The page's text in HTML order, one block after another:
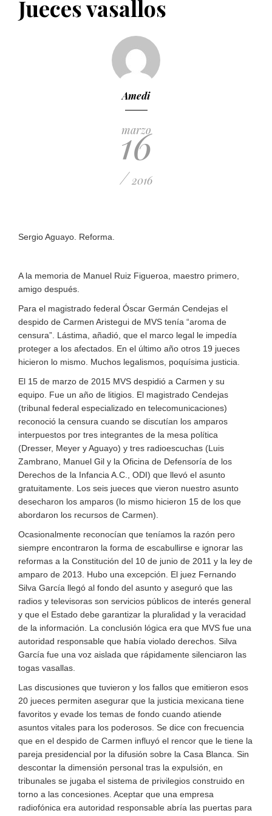
PUBLICADO EL 5 ENERO, 2023
Jueces vasallos
Amedi
marzo
16
/ 2016
Sergio Aguayo. Reforma.
A la memoria de Manuel Ruiz Figueroa, maestro primero,
amigo después.
Para el magistrado federal Óscar Germán Cendejas el
despido de Carmen Aristegui de MVS tenía “aroma de
censura”. Lástima, añadió, que el marco legal le impedía
proteger a los afectados. En el último año otros 19 jueces
hicieron lo mismo. Muchos legalismos, poquísima justicia.
El 15 de marzo de 2015 MVS despidió a Carmen y su
equipo. Fue un año de litigios. El magistrado Cendejas
(tribunal federal especializado en telecomunicaciones)
reconoció la censura cuando se discutían los amparos
interpuestos por tres integrantes de la mesa política
(Dresser, Meyer y Aguayo) y tres radioescuchas (Luis
Zambrano, Manuel Gil y la Oficina de Defensoría de los
Derechos de la Infancia A.C., ODI) que llevó el asunto
gratuitamente. Los seis jueces que vieron nuestro asunto
desecharon los amparos (lo mismo hicieron 15 de los que
abordaron los recursos de Carmen).
Ocasionalmente reconocían que teníamos la razón pero
siempre encontraron la forma de escabullirse e ignorar las
reformas a la Constitución del 10 de junio de 2011 y la ley de
amparo de 2013. Hubo una excepción. El juez Fernando
Silva García llegó al fondo del asunto y aseguró que las
radios y televisoras son servicios públicos de interés general
y que el Estado debe garantizar la pluralidad y la veracidad
de la información. La conclusión lógica era que MVS fue una
autoridad responsable que había violado derechos. Silva
García fue una voz aislada que rápidamente silenciaron las
togas vasallas.
Las discusiones que tuvieron y los fallos que emitieron esos
20 jueces permiten asegurar que la justicia mexicana tiene
favoritos y evade los temas de fondo cuando atiende
asuntos vitales para los poderosos. Se dice con frecuencia
que en el despido de Carmen influyó el rencor que le tiene la
pareja presidencial por la difusión sobre la Casa Blanca. Sin
descontar la dimensión personal tras la expulsión, en
tribunales se jugaba el sistema de privilegios construido en
torno a las concesiones. Aceptar que una empresa
radiofónica era autoridad responsable abría las puertas para